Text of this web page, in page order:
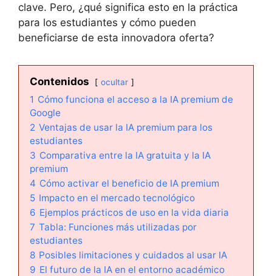
clave. Pero, ¿qué significa esto en la práctica
para los estudiantes y cómo pueden
beneficiarse de esta innovadora oferta?
Contenidos ocultar
1 Cómo funciona el acceso a la IA premium de
Google
2 Ventajas de usar la IA premium para los
estudiantes
3 Comparativa entre la IA gratuita y la IA
premium
4 Cómo activar el beneficio de IA premium
5 Impacto en el mercado tecnológico
6 Ejemplos prácticos de uso en la vida diaria
7 Tabla: Funciones más utilizadas por
estudiantes
8 Posibles limitaciones y cuidados al usar IA
9 El futuro de la IA en el entorno académico